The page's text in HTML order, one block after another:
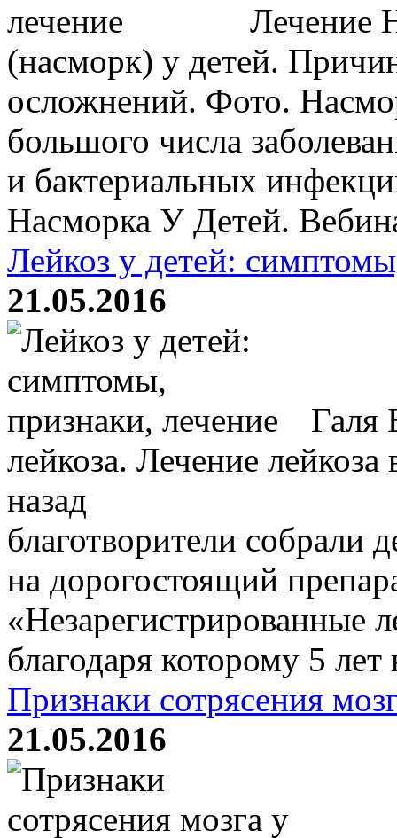
Лечение
(насморк) у детей.
осложнений. Фото.
большого числа
и бактериальных
Насморка У Детей.
Лейкоз у детей:
21.05.2016
Галя
лейкоза. Лечение
назад
благотворители собрали
на дорогостоящий
«Незарегистрированные
благодаря которому 5 лет
Признаки сотрясения
21.05.2016